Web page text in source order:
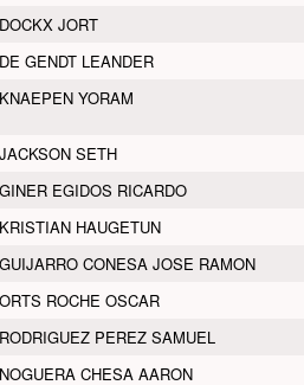
DOCKX JORT
DE GENDT LEANDER
KNAEPEN YORAM
JACKSON SETH
GINER EGIDOS RICARDO
KRISTIAN HAUGETUN
GUIJARRO CONESA JOSE RAMON
ORTS ROCHE OSCAR
RODRIGUEZ PEREZ SAMUEL
NOGUERA CHESA AARON